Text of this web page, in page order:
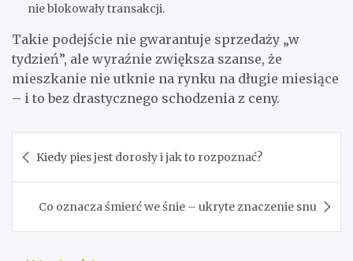
nie blokowały transakcji.
Takie podejście nie gwarantuje sprzedaży „w
tydzień”, ale wyraźnie zwiększa szanse, że
mieszkanie nie utknie na rynku na długie miesiące
– i to bez drastycznego schodzenia z ceny.
wpisu
Kiedy pies jest dorosły i jak to rozpoznać?
Co oznacza śmierć we śnie – ukryte znaczenie snu